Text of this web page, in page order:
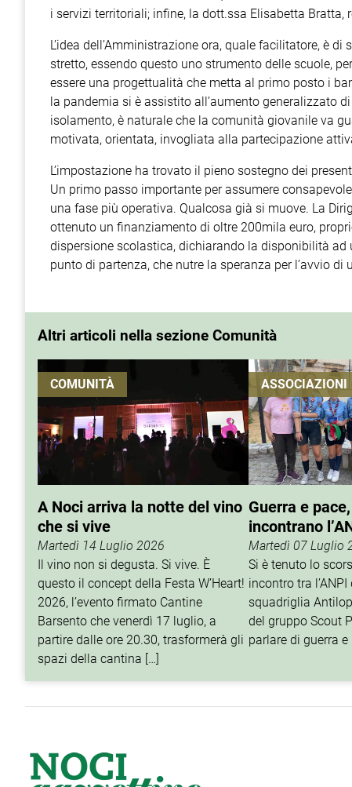
i servizi territoriali; infine, la dott.ssa Elisabetta Bratta,
L’idea dell’Amministrazione ora, quale facilitatore, è
stretto, essendo questo uno strumento delle scuole,
essere una progettualità che metta al primo posto i
la pandemia si è assistito all’aumento generalizzato
isolamento, è naturale che la comunità giovanile va
motivata, orientata, invogliata alla partecipazione
L’impostazione ha trovato il pieno sostegno dei
Un primo passo importante per assumere
una fase più operativa. Qualcosa già si muove. La
ottenuto un finanziamento di oltre 200mila euro,
dispersione scolastica, dichiarando la disponibilità
punto di partenza, che nutre la speranza per l’avvio
Altri articoli nella sezione Comunità
COMUNITÀ
A Noci arriva la notte del vino
che si vive
Martedì 14 Luglio 2026
Il vino non si degusta. Si vive. È
questo il concept della Festa W’Heart!
2026, l’evento firmato Cantine
Barsento che venerdì 17 luglio, a
partire dalle ore 20.30, trasformerà gli
spazi della cantina […]
ASSOCIAZIONI
Guerra e
incontrano
Martedì 07 Luglio
Si è tenuto lo
incontro tra
squadriglia
del gruppo Scout
parlare di guerra e